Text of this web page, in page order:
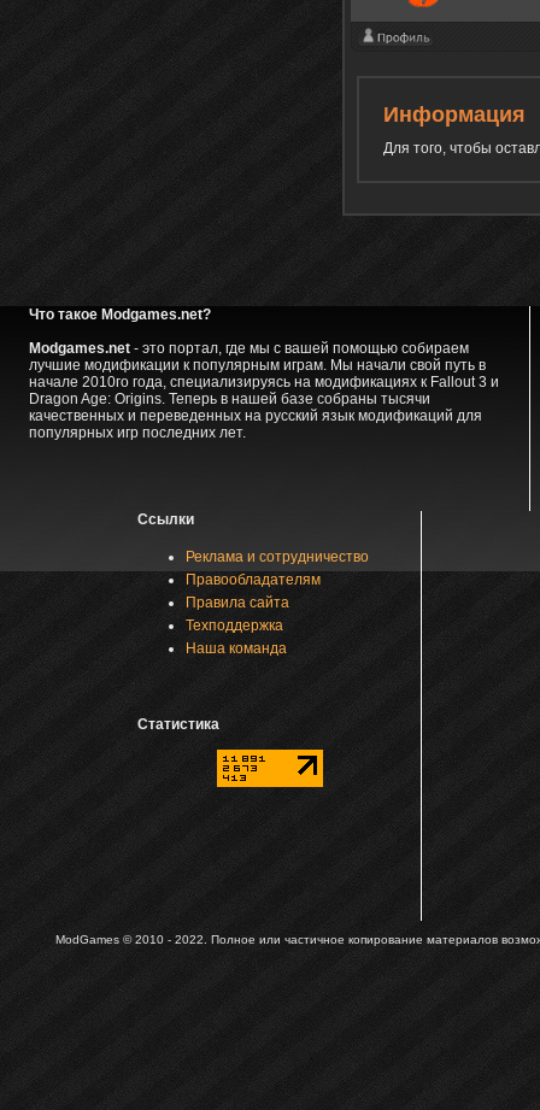
Информация
Для того, чтобы
Что такое Modgames.net?
Modgames.net- это портал, где мы с вашей помощью собираем
лучшие модификации к популярным играм. Мы начали свой путь в
начале 2010го года, специализируясь на модификациях к Fallout 3 и
Dragon Age: Origins. Теперь в нашей базе собраны тысячи
качественных и переведенных на русский язык модификаций для
популярных игр последних лет.
Ссылки
Реклама и сотрудничество
Правообладателям
Правила сайта
Техподдержка
Наша команда
Статистика
ModGames © 2010 - 2022. Полное или частичное копирование материалов